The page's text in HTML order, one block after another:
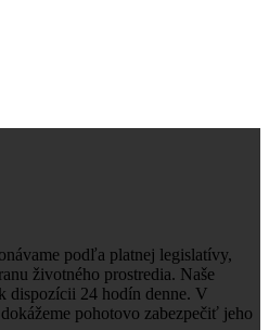
podľa platnej legislatívy,
životného prostredia. Naše
dispozícii 24 hodín denne. V
pohotovo zabezpečiť jeho